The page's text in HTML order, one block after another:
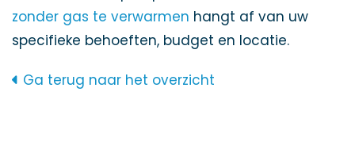
zonder gas te verwarmen hangt af van uw
specifieke behoeften, budget en locatie.
Ga terug naar het overzicht